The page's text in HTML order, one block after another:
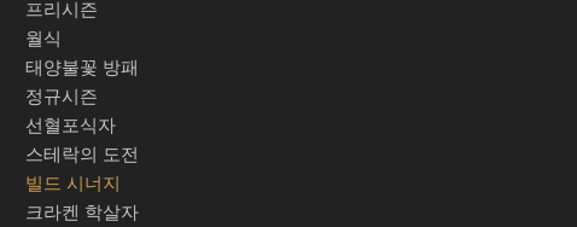
프리시즌
월식
태양불꽃 방패
정규시즌
선혈포식자
스테락의 도전
빌드 시너지
크라켄 학살자